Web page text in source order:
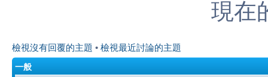
現在
檢視沒有回覆的主題 • 檢視最近討論的主題
一般